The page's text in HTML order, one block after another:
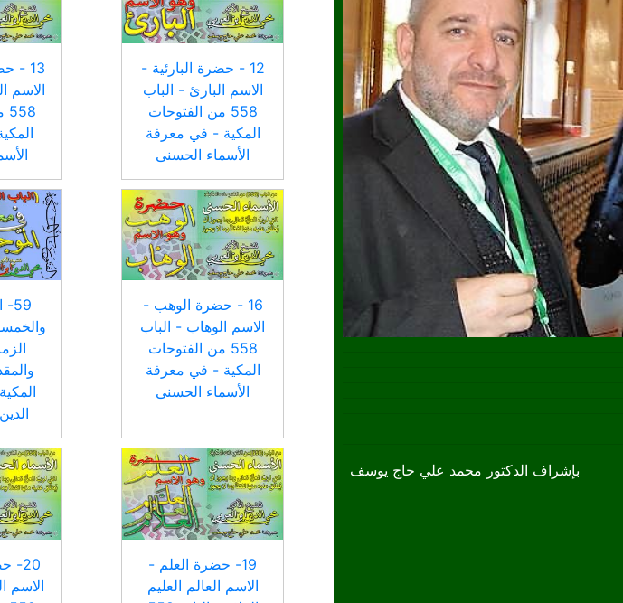
بإشراف الدكتور محمد علي حاج يوسف
12 - حضرة البارئية -
الاسم البارئ - الباب
558 من الفتوحات
المكية - في معرفة
الأسماء الحسنى
13 -
الاسم
16 - حضرة الوهب -
الاسم الوهاب - الباب
558 من الفتوحات
المكية - في معرفة
الأسماء الحسنى
19- حضرة العلم -
الاسم العالم العليم
20-
الاسم